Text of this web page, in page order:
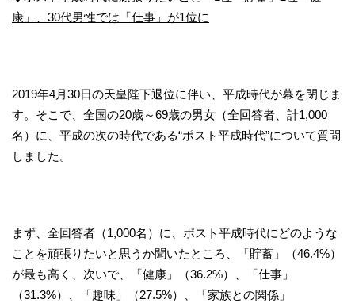
康」、30代男性では「仕事」が1位に
2019年4月30日の天皇陛下退位に伴い、平成時代が幕を閉じま
す。そこで、全国の20歳～69歳の男女（全回答者、計1,000
名）に、平成の次の時代である“ポスト平成時代”について質問
しました。
まず、全回答者（1,000名）に、ポスト平成時代にどのような
ことを頑張りたいと思うか聞いたところ、「貯蓄」（46.4%）
が最も高く、次いで、「健康」（36.2%）、「仕事」
（31.3%）、「趣味」（27.5%）、「家族との関係」